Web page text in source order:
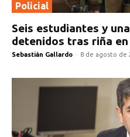
Policial
Seis estudiantes y
detenidos tras riña
Sebastián Gallardo - 8 de agosto de